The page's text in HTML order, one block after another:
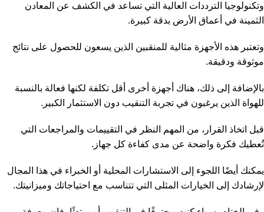
وتكنولوجيا الترددات العالية التي تساعد في الكشف عن المعادن
الثمينة في أعماق الأرض بدقة كبيرة.
وتعتبر هذه الأجهزة مثالية للمنقبين الذين يسعون للحصول على نتائج
موثوقة ودقيقة.
بالإضافة إلى ذلك، هناك أجهزة أخرى أقل تكلفة لكنها فعالة بالنسبة
للهواة الذين يرغبون في تجربة التنقيب دون الاستثمار الكبير.
قبل اتخاذ القرار، من المهم النظر في التقييمات والمراجعات التي
تُعطيك فكرة واضحة عن مدى كفاءة كل جهاز.
يمكنك أيضًا اللجوء إلى الاستشارات المحلية أو الخبراء في هذا المجال
لإرشادك إلى الخيارات المثلى التي تتناسب مع احتياجاتك وميزانيتك.